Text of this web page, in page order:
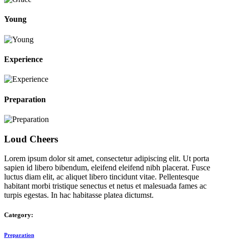
Young
Experience
Preparation
Loud Cheers
Lorem ipsum dolor sit amet, consectetur adipiscing elit. Ut porta
sapien id libero bibendum, eleifend eleifend nibh placerat. Fusce
luctus diam elit, ac aliquet libero tincidunt vitae. Pellentesque
habitant morbi tristique senectus et netus et malesuada fames ac
turpis egestas. In hac habitasse platea dictumst.
Category:
Preparation